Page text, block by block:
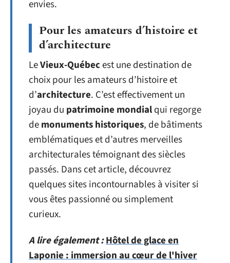
envies.
Pour les amateurs d’histoire et
d’architecture
LeVieux-Québecest une destination de
choix pour les amateurs d’histoire et
d’architecture. C’est effectivement un
joyau du patrimoine mondialqui regorge
demonuments historiques, de bâtiments
emblématiques et d’autres merveilles
architecturales témoignant des siècles
passés. Dans cet article, découvrez
quelques sites incontournables à visiter si
vous êtes passionné ou simplement
curieux.
A lire également :Hôtel de glace en
Laponie : immersion au cœur de l'hiver